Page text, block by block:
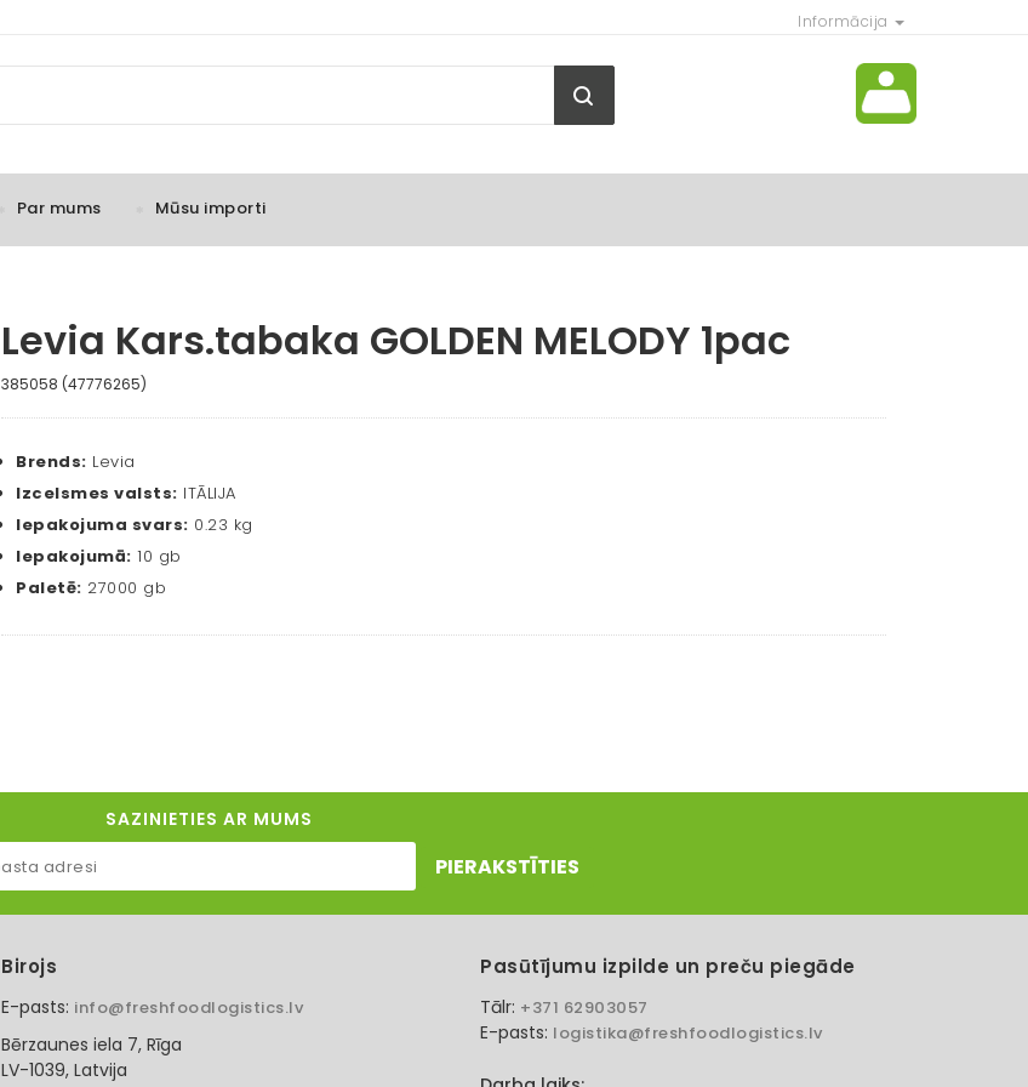
Informācija
Par mums Mūsu importi
Levia Kars.tabaka GOLDEN MELODY 1pac
385058 (47776265)
Brends: Levia
Izcelsmes valsts: ITĀLIJA
Iepakojuma svars: 0.23 kg
Iepakojumā: 10 gb
Paletē: 27000 gb
SAZINIETIES AR MUMS
PIERAKSTĪTIES
Birojs
E-pasts: info@freshfoodlogistics.lv
Bērzaunes iela 7, Rīga
LV-1039, Latvija
Pasūtījumu izpilde un preču piegāde
Tālr: +371 62903057
E-pasts: logistika@freshfoodlogistics.lv